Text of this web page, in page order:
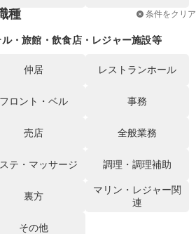
種 条件をクリア
・旅館・飲食店・レジャー施設等
仲居 レストランホール
フロント・ベル 事務
売店 全般業務
テ・マッサージ 調理・調理補助
裏方
マリン・レジャー関
連
その他